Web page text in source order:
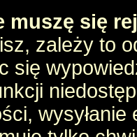
muszę się
zależy to
się